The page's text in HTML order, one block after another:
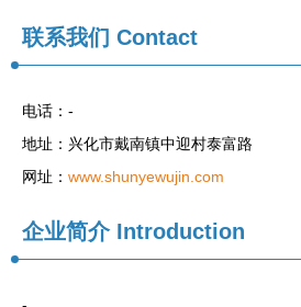
联系我们 Contact
电话：-
地址：兴化市戴南镇中迎村泰富路
网址： www.shunyewujin.com
企业简介Introduction